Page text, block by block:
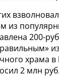
из
200-
храма
2 млн